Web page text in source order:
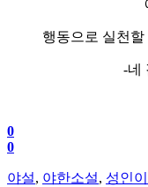
행동으로 실천
-네
0
0
야설, 야한소설, 성인이